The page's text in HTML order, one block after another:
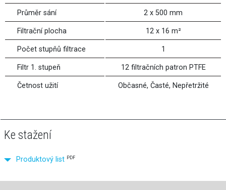
Průměr sání 2 x 500 mm
Filtrační plocha 12 x 16 m²
Počet stupňů filtrace 1
Filtr 1. stupeň 12 filtračních patron PTFE
Četnost užití Občasné, Časté, Nepřetržité
Ke stažení
Produktový list PDF